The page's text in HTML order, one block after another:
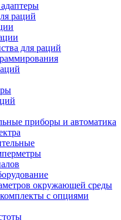
раций
для раций
приборы и автоматика
окружающей среды
с опциями